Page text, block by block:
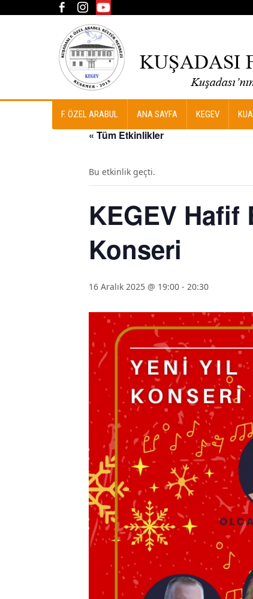
F. ÖZEL ARABUL ANA SAYFA KEGEV
« Tüm Etkinlikler
Bu etkinlik geçti.
KEGEV Hafif
Konseri
16 Aralık 2025 @ 19:00 - 20:30